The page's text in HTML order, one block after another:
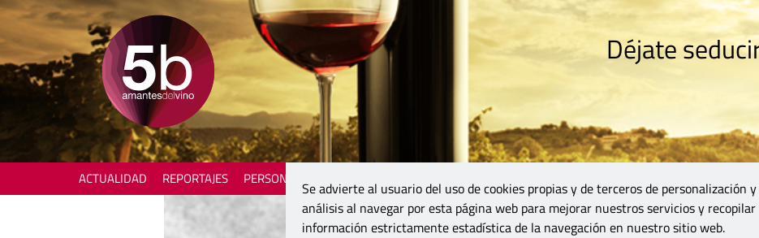
Déjate
ACTUALIDAD REPORTAJES PERSONAJES
Se advierte al usuario del uso de cookies propias y de terceros de personalización
análisis al navegar por esta página web para mejorar nuestros servicios y recopilar
información estrictamente estadística de la navegación en nuestro sitio web.